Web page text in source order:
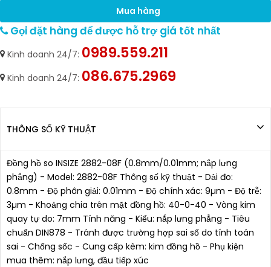
Mua hàng
Gọi đặt hàng để được hỗ trợ giá tốt nhất
Kinh doanh 24/7: 0989.559.211
Kinh doanh 24/7: 086.675.2969
THÔNG SỐ KỸ THUẬT
Đồng hồ so INSIZE 2882-08F (0.8mm/0.01mm; nắp lưng
phẳng) - Model: 2882-08F Thông số kỹ thuật - Dải đo:
0.8mm - Độ phân giải: 0.01mm - Độ chính xác: 9µm - Độ trễ:
3µm - Khoảng chia trên mặt đồng hồ: 40-0-40 - Vòng kim
quay tự do: 7mm Tính năng - Kiểu: nắp lưng phẳng - Tiêu
chuẩn DIN878 - Tránh được trường hợp sai số do tính toán
sai - Chống sốc - Cung cấp kèm: kim đồng hồ - Phụ kiện
mua thêm: nắp lưng, đầu tiếp xúc